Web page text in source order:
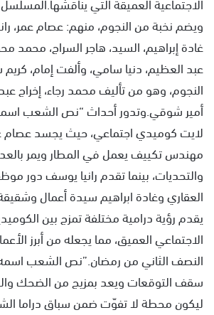
ويضم نخبة من النجوم، منهم: عصام عمر،
غادة إبراهيم، السيد، هاجر السراج، محمد
عبد العظيم، دنيا سامي، وألفت إمام،
النجوم، وهو من تأليف محمد رجاء، إخراج
أمير شوقي.وتدور أحداث “نص الشعب
لايت كوميدي اجتماعي، حيث يجسد
مهندس تكييف يعمل في المطار ويمر
والتحديات، بينما تقدم رانيا يوسف دور
العقاري وغادة ابراهيم سيدة أعمال
يقدم رؤية درامية مختلفة تمزج بين
الاجتماعي العميق، مما يجعله من أبرز
النصف الثاني من رمضان.”نص الشعب
سقف التوقعات ويعد بمزيج من الضحك
ليكون محطة لا تفوّت ضمن سباق دراما